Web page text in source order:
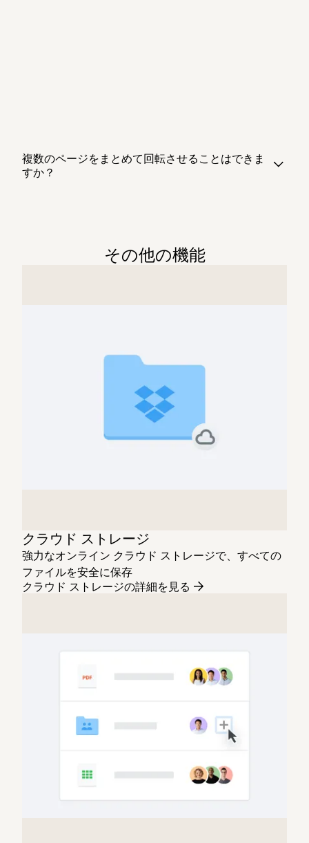
複数のページをまとめて回転させることはできま
すか？
その他の機能
クラウド ストレージ
強力なオンライン クラウド ストレージで、すべての
ファイルを安全に保存
クラウド ストレージの詳細を見る